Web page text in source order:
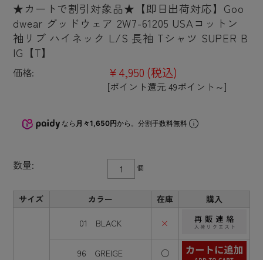
★カートで割引対象品★【即日出荷対応】Goo
dwear グッドウェア 2W7-61205 USAコットン
袖リブ ハイネック L/S 長袖 Tシャツ SUPER B
IG【T】
価格: ¥4,950 (税込)
[ポイント還元 49ポイント～]
なら 月々1,650円から。分割手数料無料
数量: 個
サイズ カラー 在庫 購入
01 BLACK ×
96 GREIGE ○